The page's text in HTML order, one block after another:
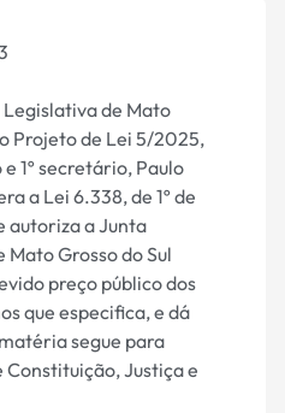
de Mato
Projeto de Lei 5/2025,
1º secretário, Paulo
a Lei 6.338, de 1º de
autoriza a Junta
Grosso do Sul
preço público dos
que especifica, e dá
segue para
Constituição, Justiça e